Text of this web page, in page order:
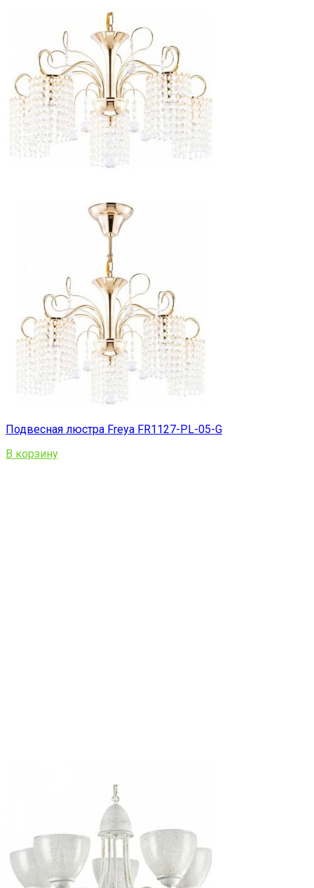
Подвесная люстра Freya FR1127-PL-05-G
В корзину